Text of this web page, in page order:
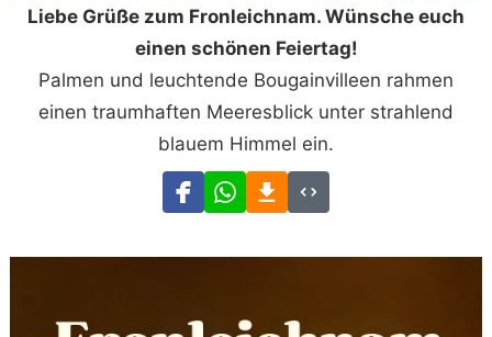
Liebe Grüße zum Fronleichnam. Wünsche euch
einen schönen Feiertag!
Palmen und leuchtende Bougainvilleen rahmen
einen traumhaften Meeresblick unter strahlend
blauem Himmel ein.